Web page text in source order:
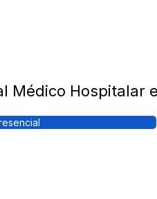
Médico Hospitalar